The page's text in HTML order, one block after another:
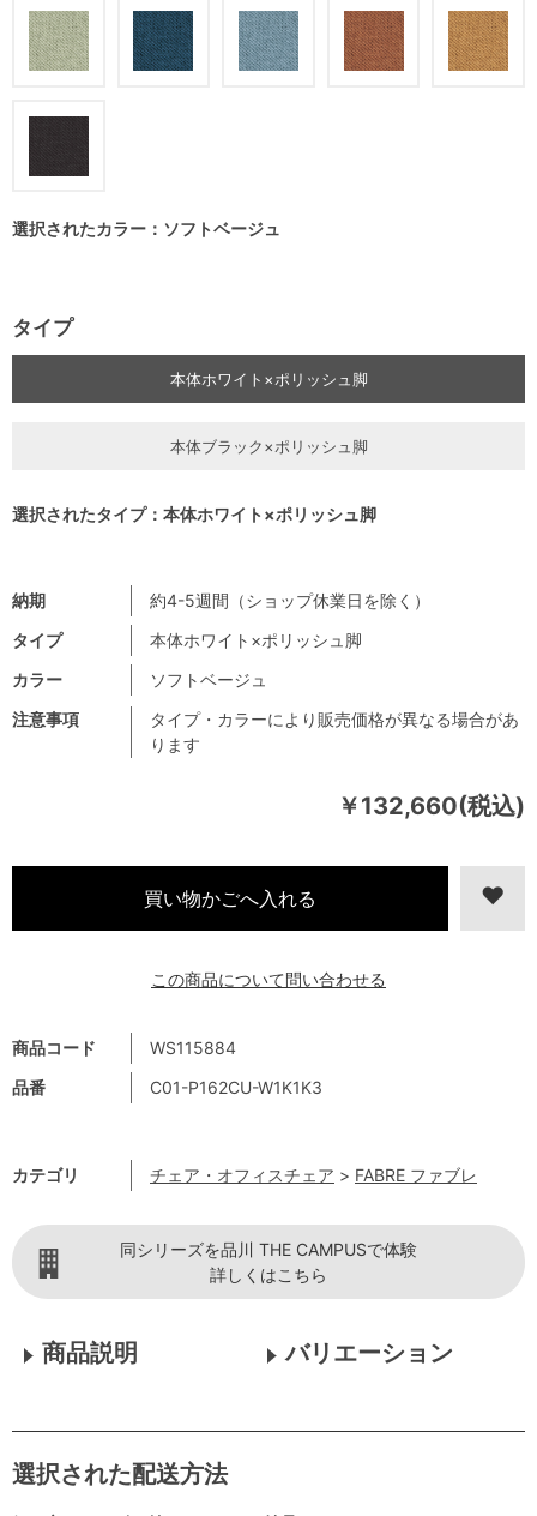
￥132,660(税込)
商品コード
WS115884
品番
C01-P162CU-W1K1K3
カテゴリ チェア・オフィスチェア > FABRE ファブレ
注意事項
タイプ・カラーにより販売価格が異なる場合があ
ります
納期
約4-5週間（ショップ休業日を除く）
タイプ
本体ホワイト×ポリッシュ脚
カラー
ソフトベージュ
選択されたカラー：ソフトベージュ
タイプ
本体ホワイト×ポリッシュ脚
本体ブラック×ポリッシュ脚
選択されたタイプ：本体ホワイト×ポリッシュ脚
この商品について問い合わせる
同シリーズを品川 THE CAMPUSで体験
詳しくはこちら
商品説明 バリエーション
選択された配送方法